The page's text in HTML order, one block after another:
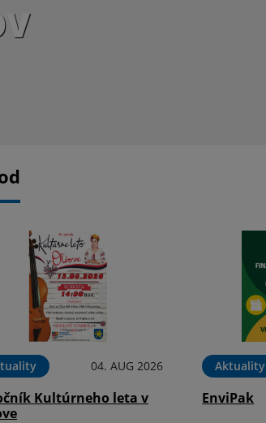
04. AUG 2026
Kultúrneho leta v
Aktuality
EnviPak